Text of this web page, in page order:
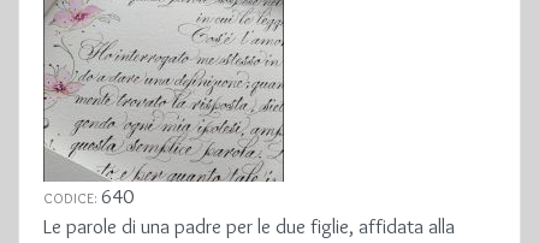
CODICE: 640
Le parole di una padre per le due figlie, affidata alla